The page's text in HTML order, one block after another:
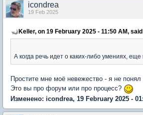
icondrea
19 Feb 2025
Keller, on 19 February 2025 - 11:50 AM,
А когда речь идет о каких-либо умениях,
Простите мне моё невежество - я не
Это вы про форум или про процесс?
Изменено: icondrea, 19 February 2025 -